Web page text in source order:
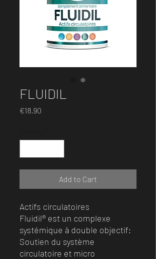
FLUIDIL
€18.90
Add to Cart
Actifs circulatoires
Fluidil® est un complexe
systémique à double objectif:
Soutien du système
circulatoire et micro